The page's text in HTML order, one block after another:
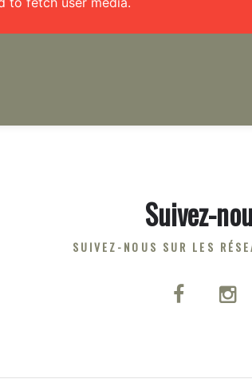
Suivez-
SUIVEZ-NOUS SUR LES